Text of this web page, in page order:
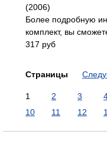
(2006)
Более подробную
комплект, вы
317 руб
Страницы
1 2 3
10
11 12